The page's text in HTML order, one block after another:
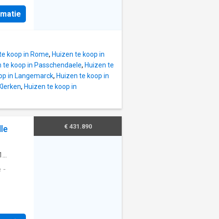
wil
de
de
koop in Rome, Huizen te koop in
te koop in Passchendaele, Huizen te
in Langemarck, Huizen te koop in
, Huizen te koop in
-
€ 431.890